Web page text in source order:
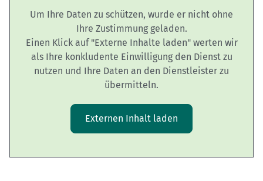
Um Ihre Daten zu schützen, wurde er nicht ohne
Ihre Zustimmung geladen.
Einen Klick auf "Externe Inhalte laden" werten wir
als Ihre konkludente Einwilligung den Dienst zu
nutzen und Ihre Daten an den Dienstleister zu
übermitteln.
Externen Inhalt laden